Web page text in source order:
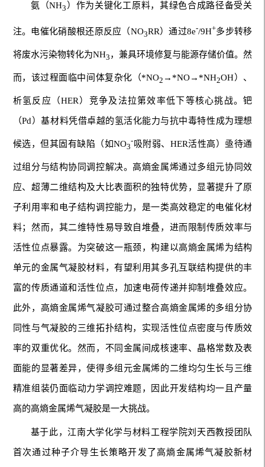
氨（NH3 ）作为关键化工原料，其绿色合成路径备受关
注。电催化硝酸根还原反应（NO3RR）通过8e-/9H+多步转移
将废水污染物转化为NH3 ，兼具环境修复与能源存储价值。然
而，该过程面临中间体复杂化（*NO2 →*NO→*NH2OH）、
析氢反应（HER）竞争及法拉第效率低下等核心挑战。钯
（Pd）基材料凭借卓越的氢活化能力与抗中毒特性成为理想
候选，但其固有缺陷（如NO3
-吸附弱、HER活性高）亟待通
过组分与结构协同调控解决。高熵金属烯通过多组元协同效
应、超薄二维结构及大比表面积的独特优势，显著提升了原
子利用率和电子结构调控能力，是一类高效稳定的电催化材
料；然而，其二维特性易导致自堆叠，进而限制传质效率与
活性位点暴露。为突破这一瓶颈，构建以高熵金属烯为结构
单元的金属气凝胶材料，有望利用其多孔互联结构提供的丰
富的传质通道和活性位点，加速电荷传递并抑制堆叠效应。
此外，高熵金属烯气凝胶可通过整合高熵金属烯的多组分协
同性与气凝胶的三维拓扑结构，实现活性位点密度与传质效
率的双重优化。然而，不同金属间成核速率、晶格常数及表
面能的显著差异，使得多组元金属烯的二维均匀生长与三维
精准组装仍面临动力学调控难题，因此开发结构均一且产量
高的高熵金属烯气凝胶是一大挑战。
基于此，江南大学化学与材料工程学院刘天西教授团队
首次通过种子介导生长策略开发了高熵金属烯气凝胶新材